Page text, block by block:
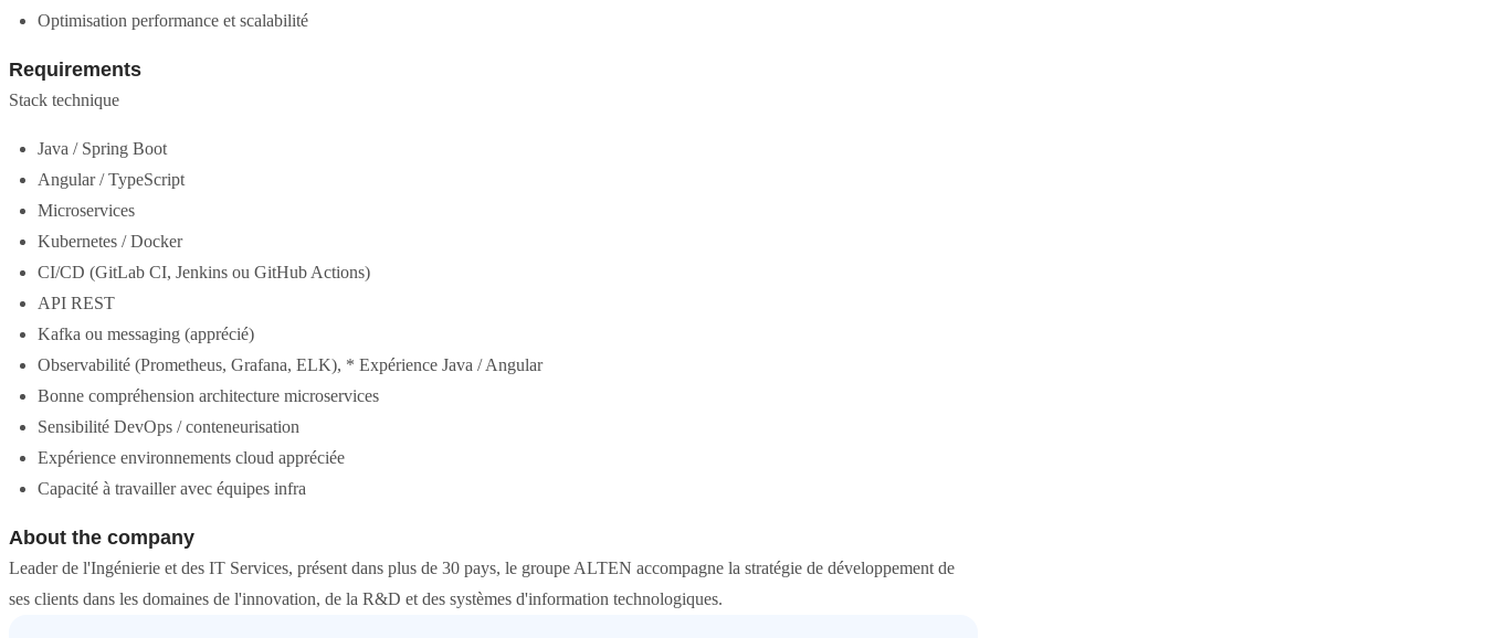
Optimisation performance et scalabilité
Requirements
Stack technique
Java / Spring Boot
Angular / TypeScript
Microservices
Kubernetes / Docker
CI/CD (GitLab CI, Jenkins ou GitHub Actions)
API REST
Kafka ou messaging (apprécié)
Observabilité (Prometheus, Grafana, ELK), * Expérience Java / Angular
Bonne compréhension architecture microservices
Sensibilité DevOps / conteneurisation
Expérience environnements cloud appréciée
Capacité à travailler avec équipes infra
About the company
Leader de l'Ingénierie et des IT Services, présent dans plus de 30 pays, le groupe ALTEN accompagne la stratégie de développement de
ses clients dans les domaines de l'innovation, de la R&D et des systèmes d'information technologiques.